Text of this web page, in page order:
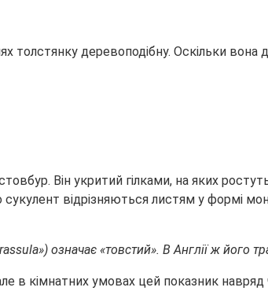
деревоподібну. Оскільки вона
Він укритий гілками, на яких
відрізняються листям у формі
означає «товстий». В Англії ж його
в кімнатних умовах цей показник